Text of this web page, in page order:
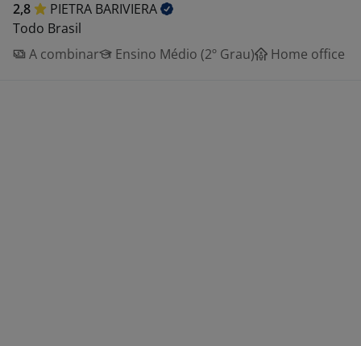
2,8 PIETRA BARIVIERA
Todo Brasil
A combinar
Ensino Médio (2º Grau) Home office